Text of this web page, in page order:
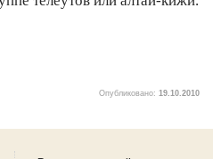
Опубликовано: 19.10.2010